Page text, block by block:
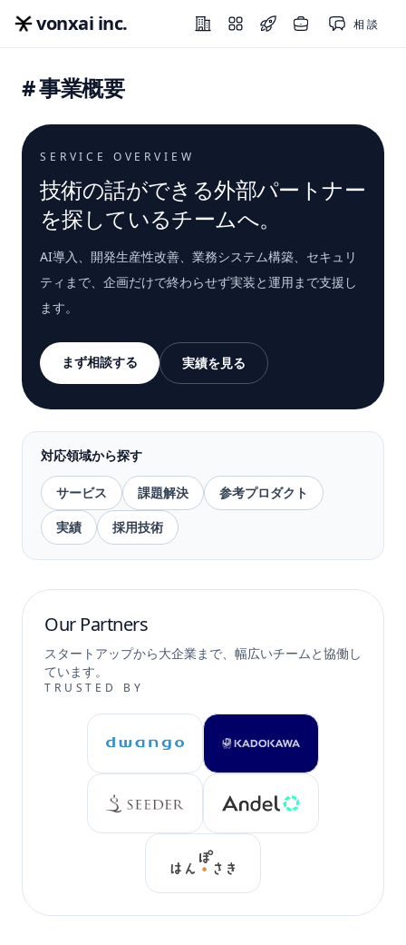
vonxai inc. 相談
事業概要
SERVICE OVERVIEW
技術の話ができる外部パートナー
を探しているチームへ。
AI導入、開発生産性改善、業務システム構築、セキュリ
ティまで、企画だけで終わらせず実装と運用まで支援し
ます。
まず相談する 実績を見る
対応領域から探す
サービス 課題解決
参考プロダクト
実績
採用技術
Our Partners
スタートアップから大企業まで、幅広いチームと協働し
ています。
TRUSTED BY